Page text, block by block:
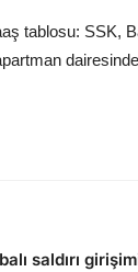
tablosu: SSK,
saldırı